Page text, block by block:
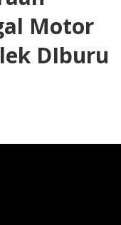
Motor
Pelajar
di
Trenggalek
Motor
DIburu